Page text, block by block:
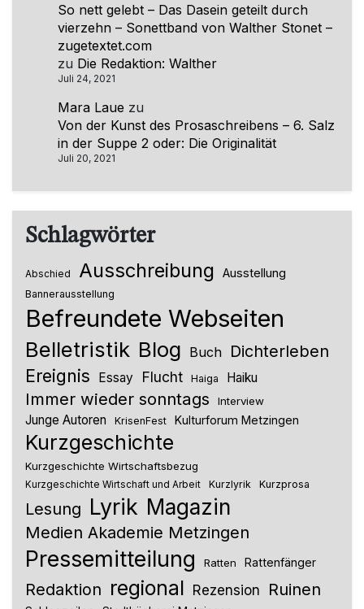
So nett gelebt – Das Dasein geteilt durch
vierzehn – Sonettband von Walther Stonet –
zugetextet.com
zu Die Redaktion: Walther
Juli 24, 2021
Mara Laue zu
Von der Kunst des Prosaschreibens – 6. Salz
in der Suppe 2 oder: Die Originalität
Juli 20, 2021
Schlagwörter
Abschied Ausschreibung Ausstellung
Bannerausstellung
Befreundete Webseiten
Belletristik Blog Buch Dichterleben
Ereignis Essay Flucht Haiga Haiku
Immer wieder sonntags Interview
Junge Autoren KrisenFest Kulturforum Metzingen
Kurzgeschichte
Kurzgeschichte Wirtschaftsbezug
Kurzgeschichte Wirtschaft und Arbeit Kurzlyrik Kurzprosa
Lesung Lyrik Magazin
Medien Akademie Metzingen
Pressemitteilung Ratten Rattenfänger
Redaktion regional Rezension Ruinen